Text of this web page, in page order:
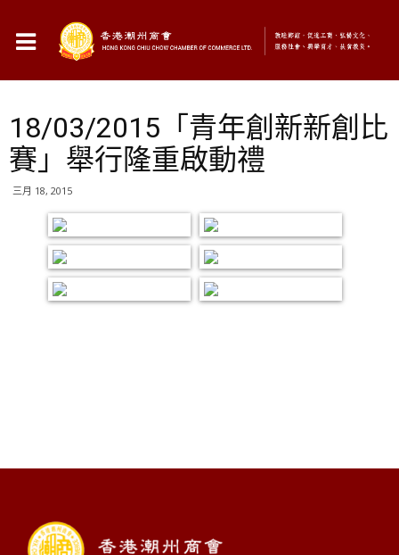
18/03/2015「青年創新新創比
賽」舉行隆重啟動禮
三月 18, 2015